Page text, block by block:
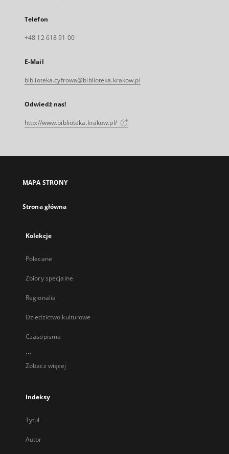
Telefon
+48 12 618 91 00
E-Mail
biblioteka.cyfrowa@biblioteka.krakow.pl
Odwiedź nas!
http://www.biblioteka.krakow.pl/
MAPA STRONY
Strona główna
Kolekcje
Polecane
Zbiory specjalne
Regionalia
Dziedzictwo kulturowe
Czasopisma
...
Zobacz więcej
Indeksy
Tytuł
Autor